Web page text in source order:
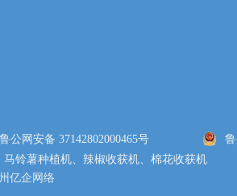
鲁公网安备 37142802000465号
铃薯种植机、辣椒收获机、棉花收获机
亿企网络